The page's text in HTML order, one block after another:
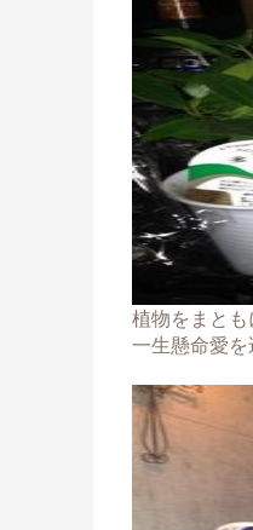
植物をまと
一生懸命愛